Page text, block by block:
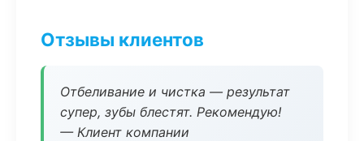
Отзывы клиентов
Отбеливание и чистка — результат
супер, зубы блестят. Рекомендую!
— Клиент компании